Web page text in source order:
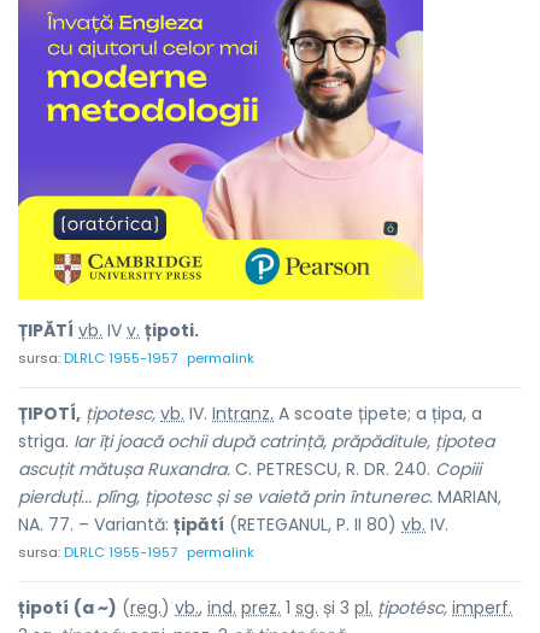
ȚIPĂTÍ vb. IV v. țipoti.
sursa:DLRLC 1955-1957 permalink
ȚIPOTÍ, țipotesc, vb. IV. Intranz. A scoate țipete; a țipa, a
striga. Iar îți joacă ochii după catrință, prăpăditule, țipotea
ascuțit mătușa Ruxandra. C. PETRESCU, R. DR. 240. Copiii
pierduți... plîng, țipotesc și se vaietă prin întunerec. MARIAN,
NA. 77. – Variantă: țipătí (RETEGANUL, P. II 80) vb. IV.
sursa:DLRLC 1955-1957 permalink
țipotí (a ~) (reg.) vb., ind. prez. 1 sg. și 3 pl. țipotésc, imperf.